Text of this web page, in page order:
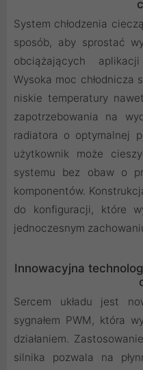
System chłodzenia
sposób, aby sprostać
obciążających
Wysoka moc chłodnicza
niskie temperatury
zapotrzebowania na
radiatora o optymalnej
użytkownik może
systemu bez obaw o
komponentów.
do konfiguracji, które
jednoczesnym
Innowacyjna
Sercem układu jest
sygnałem PWM, która
działaniem.
silnika pozwala na